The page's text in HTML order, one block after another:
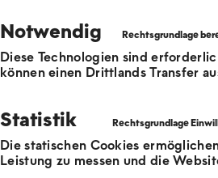
Notwendig
Diese Technologien sind
können einen Drittlands Transfer
Statistik
Die statischen Cookies
Leistung zu messen und die